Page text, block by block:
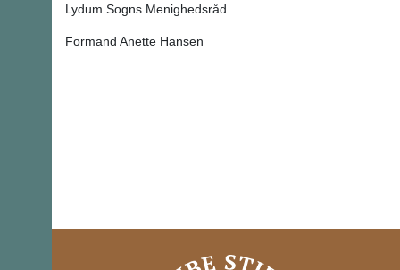
Lydum Sogns Menighedsråd
Formand Anette Hansen